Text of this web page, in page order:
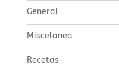
General
Miscelanea
Recetas